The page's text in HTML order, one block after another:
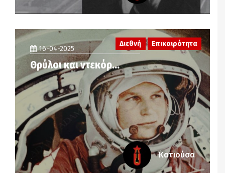
16-04-2025
Θρύλοι και ντεκόρ…
Διεθνή Επικαιρότητα
Κατιούσα